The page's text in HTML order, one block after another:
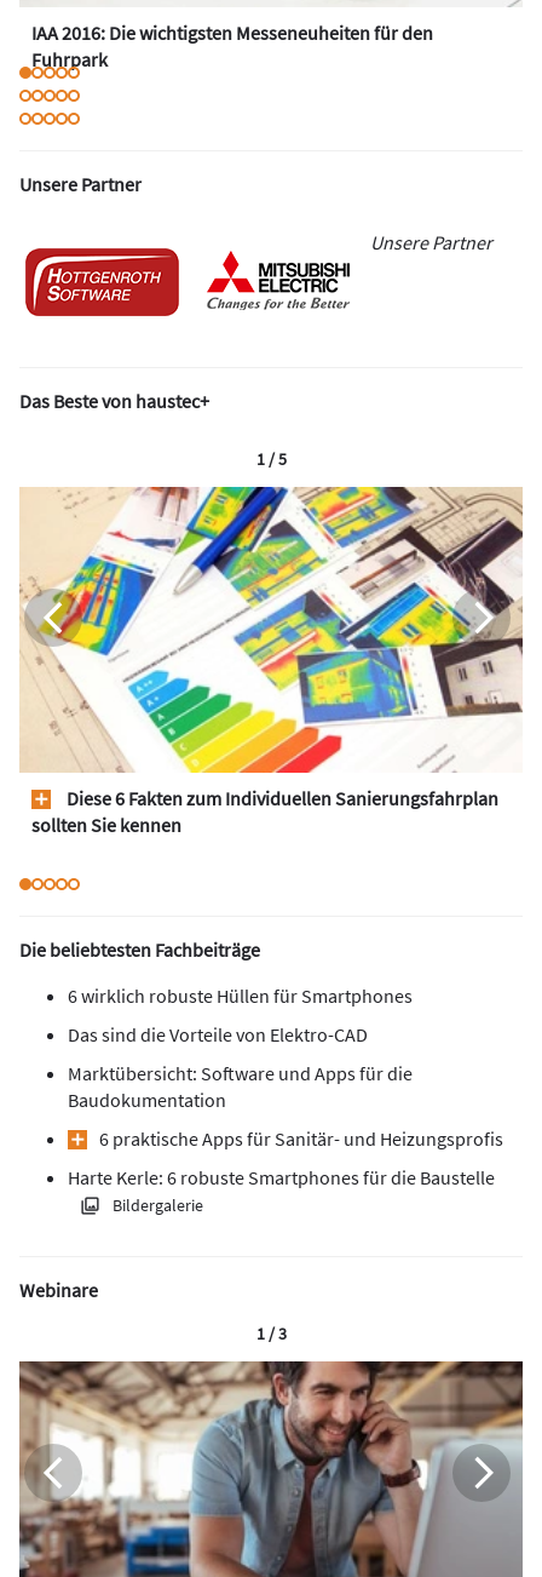
IAA 2016: Die wichtigsten Messeneuheiten für den
Fuhrpark
Unsere Partner
Unsere Partner
Das Beste von haustec+
Diese 6 Fakten zum Individuellen Sanierungsfahrplan
sollten Sie kennen
1 / 5
Die beliebtesten Fachbeiträge
6 wirklich robuste Hüllen für Smartphones
Das sind die Vorteile von Elektro-CAD
Marktübersicht: Software und Apps für die
Baudokumentation
6 praktische Apps für Sanitär- und Heizungsprofis
Harte Kerle: 6 robuste Smartphones für die Baustelle
Bildergalerie
Webinare
1 / 3